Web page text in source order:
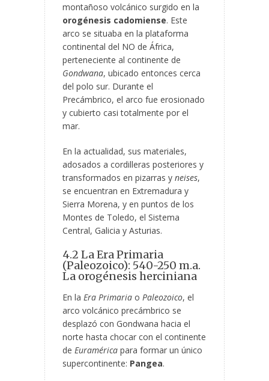
montañoso volcánico surgido en la
orogénesis cadomiense. Este
arco se situaba en la plataforma
continental del NO de África,
perteneciente al continente de
Gondwana, ubicado entonces cerca
del polo sur. Durante el
Precámbrico, el arco fue erosionado
y cubierto casi totalmente por el
mar.
En la actualidad, sus materiales,
adosados a cordilleras posteriores y
transformados en pizarras y neises,
se encuentran en Extremadura y
Sierra Morena, y en puntos de los
Montes de Toledo, el Sistema
Central, Galicia y Asturias.
4.2 La Era Primaria
(Paleozoico): 540-250 m.a.
La orogénesis herciniana
En la Era Primaria o Paleozoico, el
arco volcánico precámbrico se
desplazó con Gondwana hacia el
norte hasta chocar con el continente
de Euramérica para formar un único
supercontinente: Pangea.